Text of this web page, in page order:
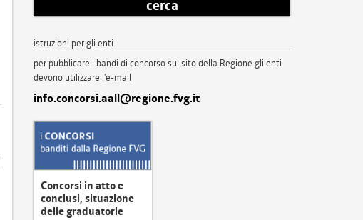
cerca
istruzioni per gli enti
per pubblicare i bandi di concorso sul sito della Regione gli enti
devono utilizzare l'e-mail
info.concorsi.aall@regione.fvg.it
Concorsi in atto e
conclusi, situazione
delle graduatorie